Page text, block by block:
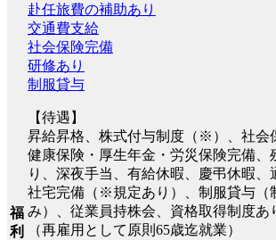
福
利
赴任旅費の補助あり
交通費支給
社会保険完備
研修あり
制服貸与
【待遇】
昇給昇格、株式付与制度（※）、社会
健康保険・厚生年金・労災保険完備、
り、深夜手当、有給休暇、慶弔休暇、
社宅完備（※規定あり）、制服貸与（
み）、従業員持株会、資格取得制度あ
（再雇用として原則65歳迄就業）